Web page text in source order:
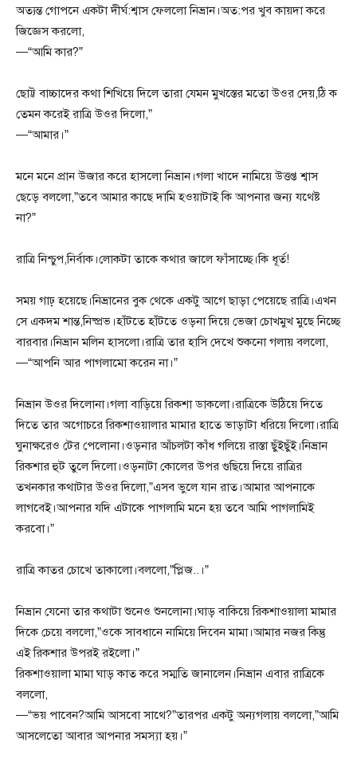
অত্যন্ত গোপনে একটা দীর্ঘ:শ্বাস ফেললো নিভ্রান।অত:পর খুব কায়দা করে
জিজ্ঞেস করলো,
—“আমি কার?”
ছোট্ট বাচ্চাদের কথা শিখিয়ে দিলে তারা যেমন মুখস্তের মতো উওর দেয়,ঠি ক
তেমন করেই রাত্রি উওর দিলো,”
—“আমার।”
মনে মনে প্রান উজার করে হাসলো নিভ্রান।গলা খাদে নামিয়ে উত্তপ্ত শ্বাস
ছেড়ে বললো,”তবে আমার কাছে দামি হওয়াটাই কি আপনার জন্য যথেষ্ট
না?”
রাত্রি নিশ্চুপ,নির্বাক।লোকটা তাকে কথার জালে ফাঁসাচ্ছে।কি ধূর্ত!
সময় গাঢ় হয়েছে।নিভ্রানের বুক থেকে একটু আগে ছাড়া পেয়েছে রাত্রি।এখন
সে একদম শান্ত,নিষ্প্রভ।হাঁটতে হাঁটতে ওড়না দিয়ে ভেজা চোখমুখ মুছে নিচ্ছে
বারবার।নিভ্রান মলিন হাসলো।রাত্রি তার হাসি দেখে শুকনো গলায় বললো,
—“আপনি আর পাগলামো করেন না।”
নিভ্রান উওর দিলোনা।গলা বাড়িয়ে রিকশা ডাকলো।রাত্রিকে উঠিয়ে দিতে
দিতে তার অগোচরে রিকশাওয়ালার মামার হাতে ভাড়াটা ধরিয়ে দিলো।রাত্রি
ঘুনাক্ষরেও টের পেলোনা।ওড়নার আঁচলটা কাঁধ গলিয়ে রাস্তা ছুঁইছুঁই।নিভ্রান
রিকশার হুট তুলে দিলো।ওড়নাটা কোলের উপর গুছিয়ে দিয়ে রাত্রির
তখনকার কথাটার উওর দিলো,”এসব ভুলে যান রাত।আমার আপনাকে
লাগবেই।আপনার যদি এটাকে পাগলামি মনে হয় তবে আমি পাগলামিই
করবো।”
রাত্রি কাতর চোখে তাকালো।বললো,”প্লিজ..।”
নিভ্রান যেনো তার কথাটা শুনেও শুনলোনা।ঘাড় বাকিয়ে রিকশাওয়ালা মামার
দিকে চেয়ে বললো,”ওকে সাবধানে নামিয়ে দিবেন মামা।আমার নজর কিন্তু
এই রিকশার উপরই রইলো।”
রিকশাওয়ালা মামা ঘাড় কাত করে সম্মতি জানালেন।নিভ্রান এবার রাত্রিকে
বললো,
—“ভয় পাবেন?আমি আসবো সাথে?”তারপর একটু অন্যগলায় বললো,”আমি
আসলেতো আবার আপনার সমস্যা হয়।”